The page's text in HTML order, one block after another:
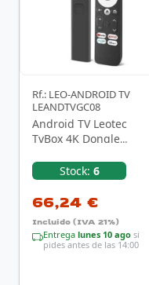
Rf.: LEO-ANDROID TV
LEANDTVGC08
Android TV Leotec
TvBox 4K Dongle
Stock: 6
66,24 €
Incluido (IVA 21%)
Entrega lunes 10 ago si
pides antes de las 14:00